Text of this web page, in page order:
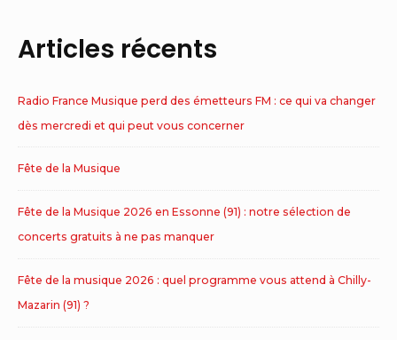
Articles récents
Radio France Musique perd des émetteurs FM : ce qui va changer
dès mercredi et qui peut vous concerner
Fête de la Musique
Fête de la Musique 2026 en Essonne (91) : notre sélection de
concerts gratuits à ne pas manquer
Fête de la musique 2026 : quel programme vous attend à Chilly-
Mazarin (91) ?